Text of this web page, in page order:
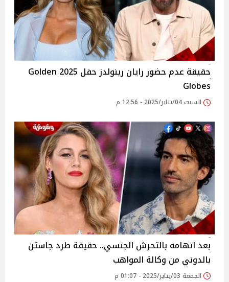
حقيقة عدم حضور رايان رينولدز حفل 2025 Golden
Globes
السبت 04/يناير/2025 - 12:56 م
بعد اتهامه بالتحرش الجنسي.. حقيقة طرد جاستن
بالدوني من وكالة المواهب
الجمعة 03/يناير/2025 - 01:07 م